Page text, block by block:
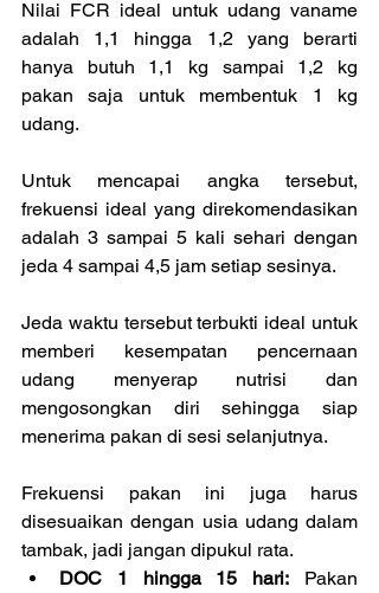
Nilai FCR ideal untuk udang vaname
adalah 1,1 hingga 1,2 yang berarti
hanya butuh 1,1 kg sampai 1,2 kg
pakan saja untuk membentuk 1 kg
udang.
Untuk mencapai angka tersebut,
frekuensi ideal yang direkomendasikan
adalah 3 sampai 5 kali sehari dengan
jeda 4 sampai 4,5 jam setiap sesinya.
Jeda waktu tersebut terbukti ideal untuk
memberi kesempatan pencernaan
udang menyerap nutrisi dan
mengosongkan diri sehingga siap
menerima pakan di sesi selanjutnya.
Frekuensi pakan ini juga harus
disesuaikan dengan usia udang dalam
tambak, jadi jangan dipukul rata.
DOC 1 hingga 15 hari: Pakan